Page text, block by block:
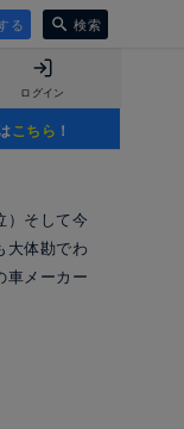
る 検索
ログイン
こちら ！
）そして今
大体勘でわ
車メーカー